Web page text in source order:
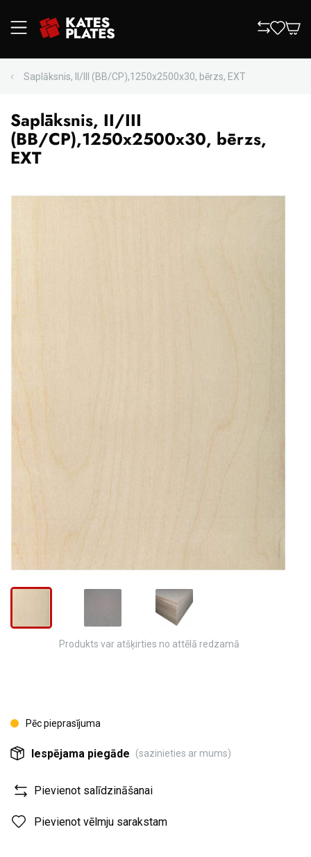
Saplāksnis, II/III (BB/CP),1250x2500x30, bērzs, EXT
Saplāksnis, II/III
(BB/CP),1250x2500x30, bērzs,
EXT
Pēc pieprasījuma
Iespējama piegāde (sazinieties ar mums)
Pievienot salīdzināšanai
Pievienot vēlmju sarakstam
Produkts var atšķirties no attēlā redzamā